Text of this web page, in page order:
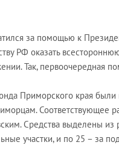
за помощью к
РФ оказать
Так, первоочередная
Приморского края
Соответствующее
Средства выделены из
участки, и по 25 – за